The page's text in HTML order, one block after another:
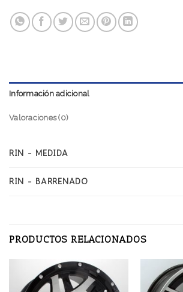
Información adicional
Valoraciones (0)
RIN - MEDIDA
RIN - BARRENADO
PRODUCTOS RELACIONADOS